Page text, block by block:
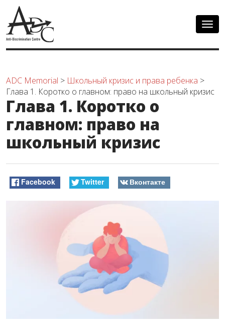
ADC Memorial > Школьный кризис и права ребенка >
Глава 1. Коротко о главном: право на школьный кризис
Глава 1. Коротко о
главном: право на
школьный кризис
Facebook Twitter Вконтакте